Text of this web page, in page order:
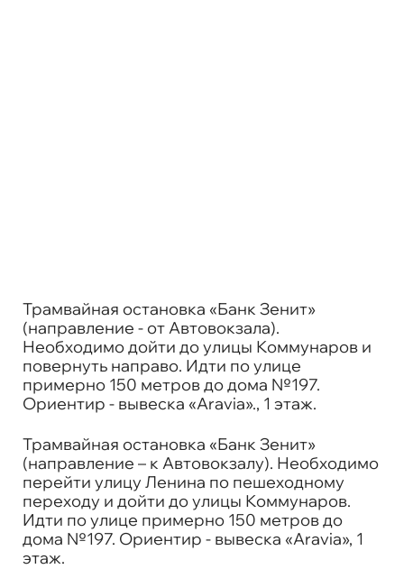
Трамвайная остановка «Банк Зенит»
(направление - от Автовокзала).
Необходимо дойти до улицы Коммунаров и
повернуть направо. Идти по улице
примерно 150 метров до дома №197.
Ориентир - вывеска «Aravia»., 1 этаж.
Трамвайная остановка «Банк Зенит»
(направление – к Автовокзалу). Необходимо
перейти улицу Ленина по пешеходному
переходу и дойти до улицы Коммунаров.
Идти по улице примерно 150 метров до
дома №197. Ориентир - вывеска «Aravia», 1
этаж.